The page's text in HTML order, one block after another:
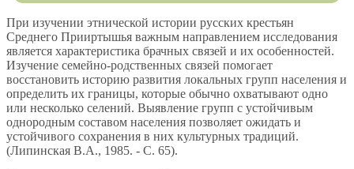
При изучении этнической истории русских крестьян
Среднего Прииртышья важным направлением исследования
является характеристика брачных связей и их особенностей.
Изучение семейно-родственных связей помогает
восстановить историю развития локальных групп населения и
определить их границы, которые обычно охватывают одно
или несколько селений. Выявление групп с устойчивым
однородным составом населения позволяет ожидать и
устойчивого сохранения в них культурных традиций.
(Липинская В.А., 1985. - С. 65).